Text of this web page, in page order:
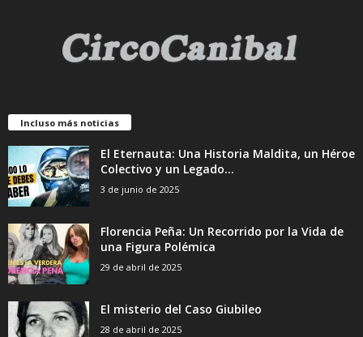
Incluso más noticias
El Eternauta: Una Historia Maldita, un Héroe
Colectivo y un Legado...
3 de junio de 2025
Florencia Peña: Un Recorrido por la Vida de
una Figura Polémica
29 de abril de 2025
El misterio del Caso Giubileo
28 de abril de 2025